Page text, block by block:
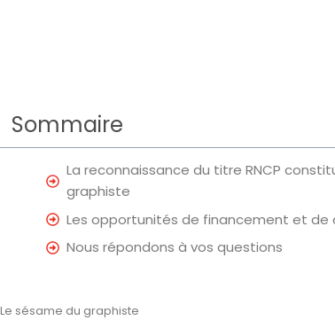
Sommaire
La reconnaissance du titre RNCP
graphiste
Les opportunités de financement et de
Nous répondons à vos questions
Le sésame du graphiste